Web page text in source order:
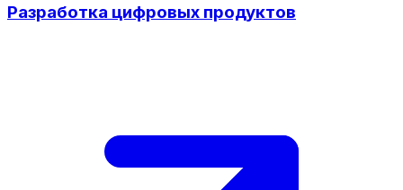
Разработка цифровых продуктов